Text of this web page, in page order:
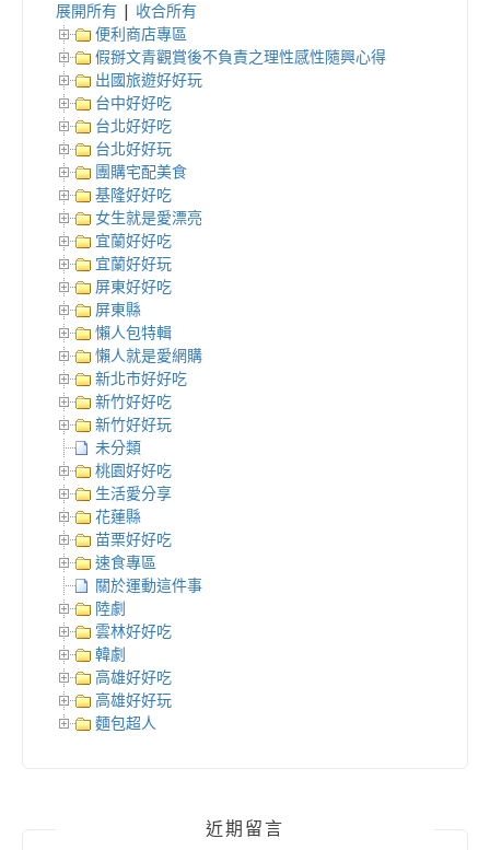
展開所有
收合所有
便利商店專區
假掰文青觀賞後不負責之理性感性隨興心得
出國旅遊好好玩
台中好好吃
台北好好吃
台北好好玩
團購宅配美食
基隆好好吃
女生就是愛漂亮
宜蘭好好吃
宜蘭好好玩
屏東好好吃
屏東縣
懶人包特輯
懶人就是愛網購
新北市好好吃
新竹好好吃
新竹好好玩
未分類
桃園好好吃
生活愛分享
花蓮縣
苗栗好好吃
速食專區
關於運動這件事
陸劇
雲林好好吃
韓劇
高雄好好吃
高雄好好玩
麵包超人
近期留言